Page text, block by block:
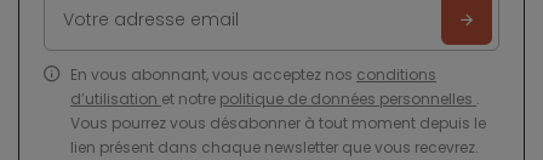
En vous abonnant, vous acceptez nos conditions
d’utilisation et notre politique de données personnelles .
Vous pourrez vous désabonner à tout moment depuis le
lien présent dans chaque newsletter que vous recevrez.